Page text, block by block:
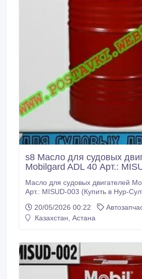
s8 Масло для судовых
Мobilgard ADL 40 Арт.:
Масло для судовых двигателей
Арт.: MISUD-003 (Купить в Нур-
с повышенной диспергирующей
предназначенных для средне- и
дистиллятных и средних
20/05/2026 00:22
Казахстан, Астана